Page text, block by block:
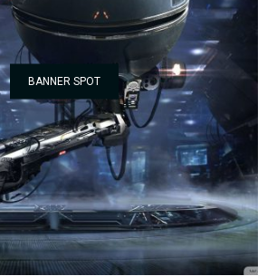
BANNER SPOT